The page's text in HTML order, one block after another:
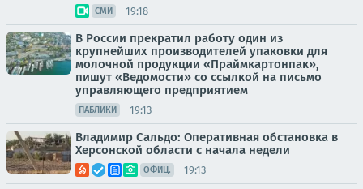
СМИ 19:18
В России прекратил работу один из
крупнейших производителей упаковки для
молочной продукции «Праймкартонпак»,
пишут «Ведомости» со ссылкой на письмо
управляющего предприятием
ПАБЛИКИ 19:13
Владимир Сальдо: Оперативная обстановка в
Херсонской области с начала недели
ОФИЦ. 19:13